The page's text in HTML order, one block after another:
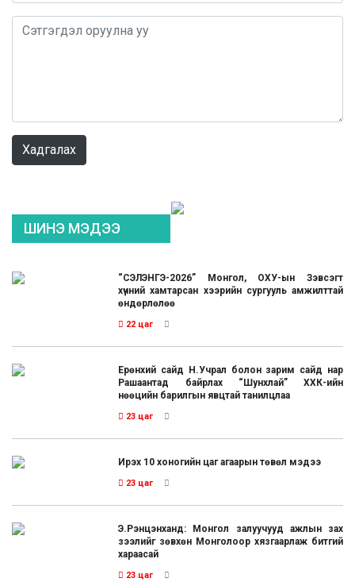
Хадгалах
ШИНЭ МЭДЭЭ
“СЭЛЭНГЭ-2026” Монгол, ОХУ-ын Зэвсэгт
хүчний хамтарсан хээрийн сургууль амжилттай
өндөрлөлөө
22 цаг
Ерөнхий сайд Н.Учрал болон зарим сайд нар
Рашаантад байрлах “Шунхлай” ХХК-ийн
нөөцийн барилгын явцтай танилцлаа
23 цаг
Ирэх 10 хоногийн цаг агаарын төвөл мэдээ
23 цаг
Э.Рэнцэнханд: Монгол залуучууд ажлын зах
зээлийг зөвхөн Монголоор хязгаарлаж битгий
хараасай
23 цаг